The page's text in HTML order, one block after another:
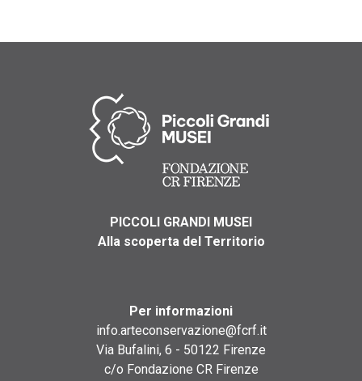
PICCOLI GRANDI MUSEI
Alla scoperta del Territorio
Per informazioni
info.arteconservazione@fcrf.it
Via Bufalini, 6 - 50122 Firenze
c/o Fondazione CR Firenze